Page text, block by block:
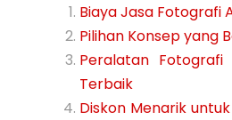
Biaya Jasa Fotografi
Pilihan Konsep yang
Peralatan
Terbaik
Diskon Menarik